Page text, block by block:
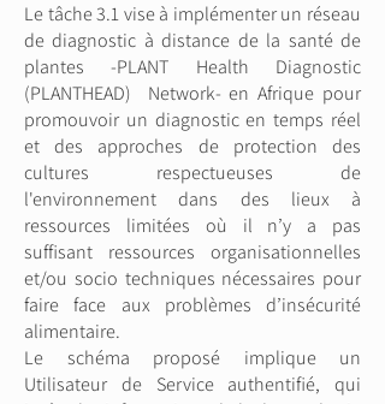
Le tâche 3.1 vise à implémenter un réseau
de diagnostic à distance de la santé de
plantes -PLANT Health Diagnostic
(PLANTHEAD) Network- en Afrique pour
promouvoir un diagnostic en temps réel
et des approches de protection des
cultures respectueuses de
l'environnement dans des lieux à
ressources limitées où il n’y a pas
suffisant ressources organisationnelles
et/ou socio techniques nécessaires pour
faire face aux problèmes d’insécurité
alimentaire.
Le schéma proposé implique un
Utilisateur de Service authentifié, qui